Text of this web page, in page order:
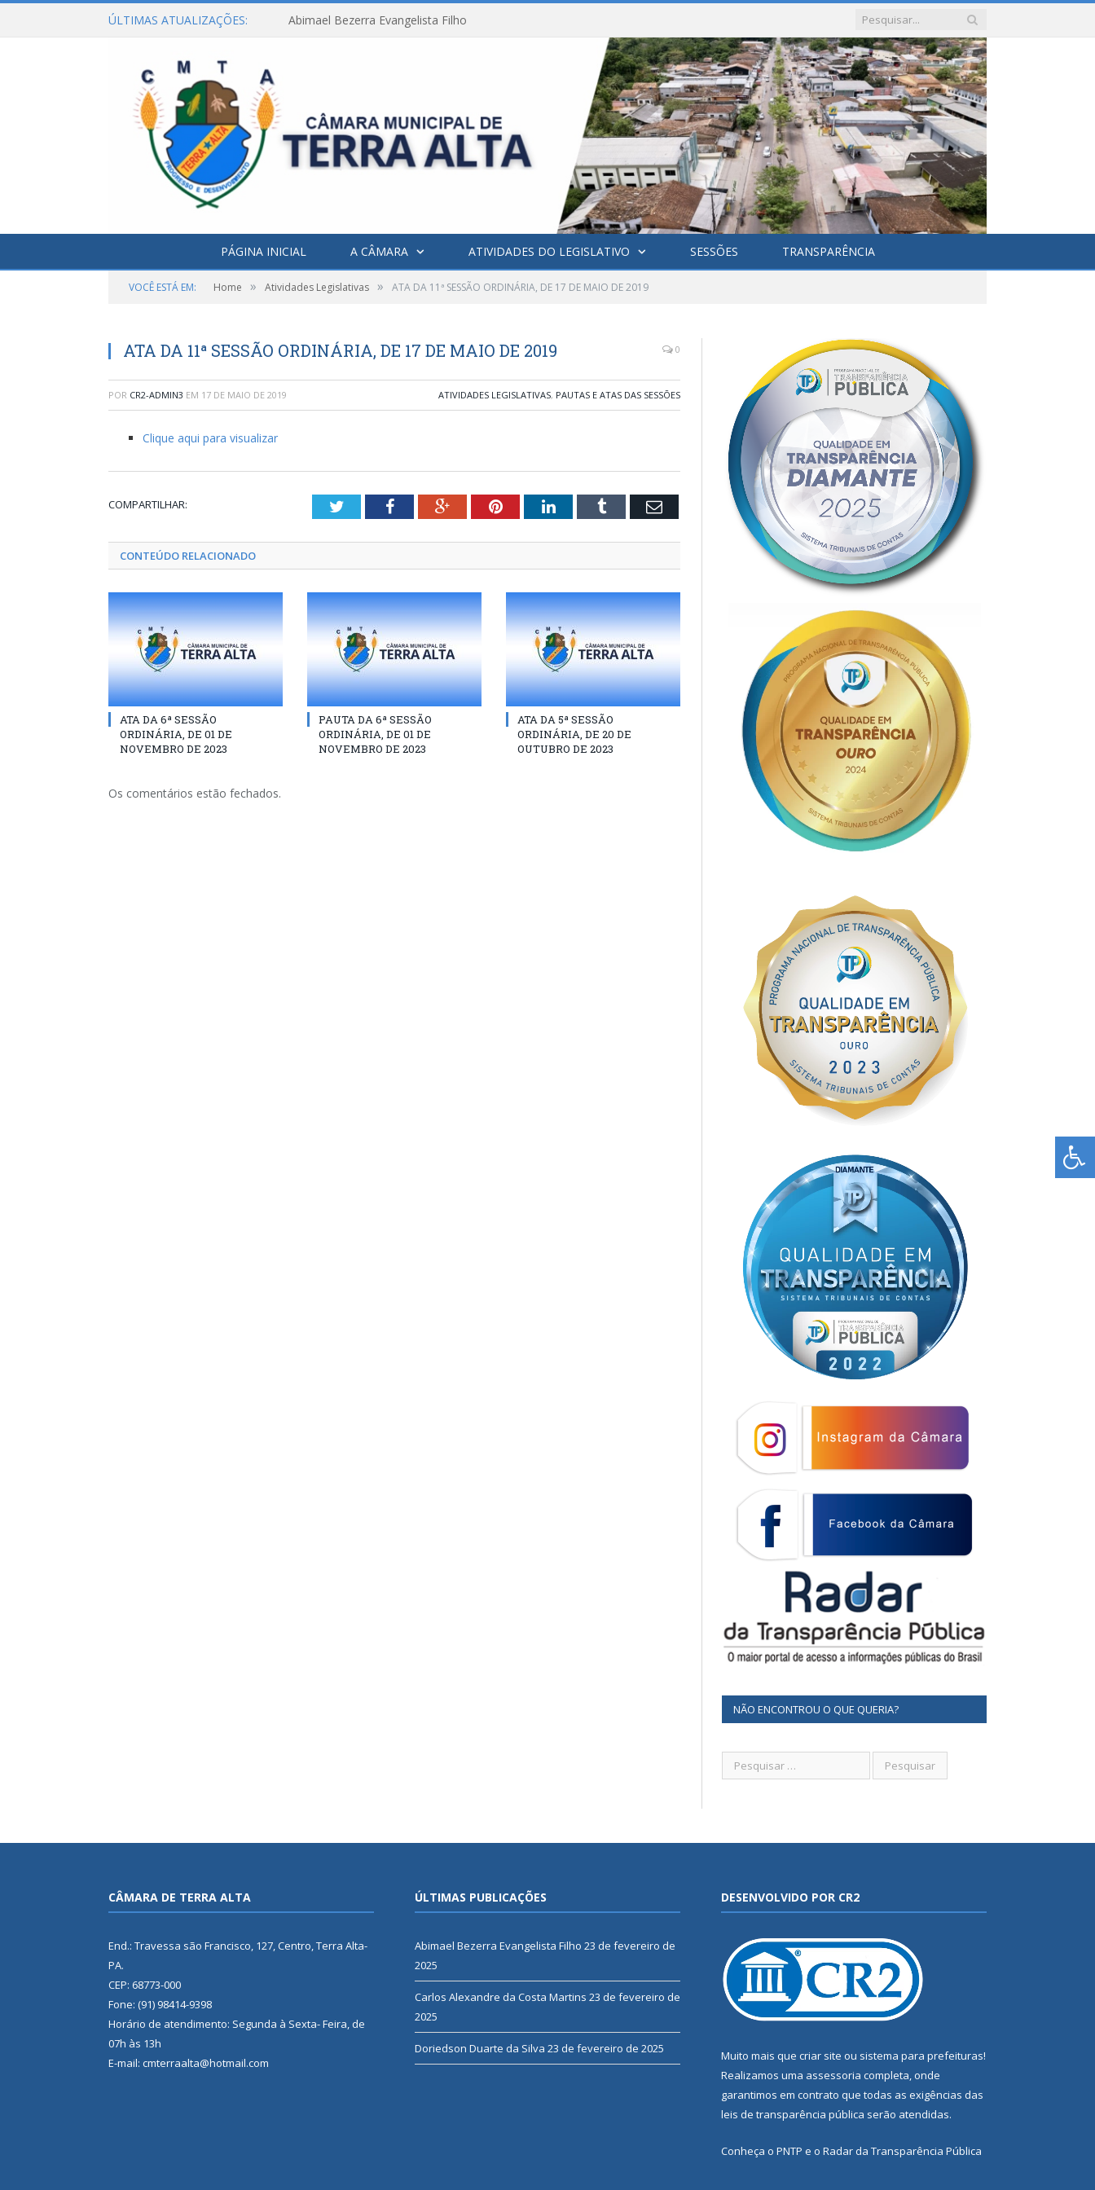
ÚLTIMAS ATUALIZAÇÕES: Abimael Bezerra Evangelista Filho
PÁGINA INICIAL A CÂMARA ATIVIDADES DO LEGISLATIVO SESSÕES TRANSPARÊNCIA
VOCÊ ESTÁ EM: Home » Atividades Legislativas » ATA DA 11ª SESSÃO ORDINÁRIA, DE 17 DE MAIO DE 2019
ATA DA 11ª SESSÃO ORDINÁRIA, DE 17 DE MAIO DE 2019 0
POR CR2-ADMIN3 EM 17 DE MAIO DE 2019 ATIVIDADES LEGISLATIVAS, PAUTAS E ATAS DAS SESSÕES
Clique aqui para visualizar
COMPARTILHAR: TwitterFacebookGoogle+PinterestLinkedInTumblr Email
CONTEÚDO RELACIONADO
ATA DA 6ª SESSÃO
ORDINÁRIA, DE 01 DE
NOVEMBRO DE 2023
PAUTA DA 6ª SESSÃO
ORDINÁRIA, DE 01 DE
NOVEMBRO DE 2023
ATA DA 5ª SESSÃO
ORDINÁRIA, DE 20 DE
OUTUBRO DE 2023
Os comentários estão fechados.
NÃO ENCONTROU O QUE QUERIA?
CÂMARA DE TERRA ALTA
End.: Travessa são Francisco, 127, Centro, Terra Alta-
PA.
CEP: 68773-000
Fone: (91) 98414-9398
Horário de atendimento: Segunda à Sexta- Feira, de
07h às 13h
E-mail: cmterraalta@hotmail.com
ÚLTIMAS PUBLICAÇÕES
Abimael Bezerra Evangelista Filho 23 de fevereiro de
2025
Carlos Alexandre da Costa Martins 23 de fevereiro de
2025
Doriedson Duarte da Silva 23 de fevereiro de 2025
DESENVOLVIDO POR CR2
Muito mais que criar site ou sistema para prefeituras!
Realizamos uma assessoria completa, onde
garantimos em contrato que todas as exigências das
leis de transparência pública serão atendidas.
Conheça o PNTP e o Radar da Transparência Pública